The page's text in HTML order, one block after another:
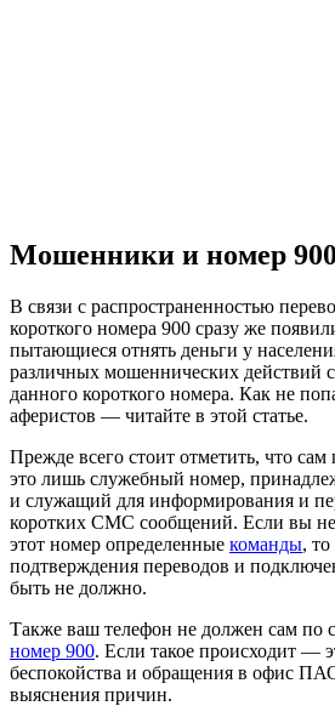
Мошенники и номер
В связи с распространенностью
короткого номера 900 сразу же
пытающиеся отнять деньги у
различных мошеннических действий
данного короткого номера. Как не
аферистов — читайте в этой статье.
Прежде всего стоит отметить, что сам
это лишь служебный номер,
и служащий для информирования и
коротких СМС сообщений. Если вы не
этот номер определенные команды,
подтверждения переводов и
быть не должно.
Также ваш телефон не должен сам по
номер 900. Если такое происходит —
беспокойства и обращения в офис
выяснения причин.